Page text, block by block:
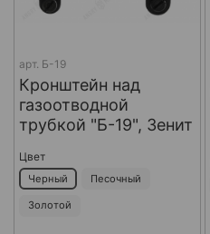
арт. Б-19
Кронштейн над
газоотводной
трубкой "Б-19", Зенит
Цвет
Черный Песочный
Золотой